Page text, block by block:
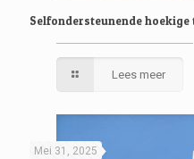
Selfondersteunende
Lees meer
Mei 31, 2025